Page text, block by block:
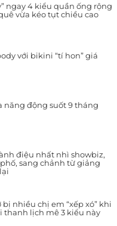
ngay 4 kiểu quần ống rộng
vừa kéo tụt chiều cao
với bikini “tí hon” giá
năng động suốt 9 tháng
điệu nhất nhì showbiz,
sang chảnh từ giảng
nhiều chị em “xếp xó” khi
thanh lịch mê 3 kiểu này